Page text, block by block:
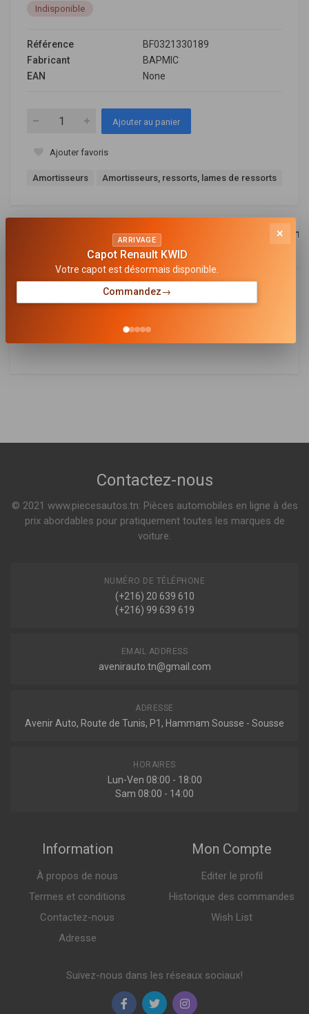
Indisponible
Référence
BF0321330189
Fabricant
BAPMIC
EAN
None
Ajouter au panier
Ajouter favoris
Amortisseurs Amortisseurs, ressorts, lames de ressorts
Références
OEM
Contactez-nous
© 2021 www.piecesautos.tn: Pièces automobiles en ligne à des
prix abordables pour pratiquement toutes les marques de
voiture.
NUMÉRO DE TÉLÉPHONE
(+216) 20 639 610
(+216) 99 639 619
EMAIL ADDRESS
avenirauto.tn@gmail.com
ADRESSE
Avenir Auto, Route de Tunis, P1, Hammam Sousse - Sousse
HORAIRES
Lun-Ven 08:00 - 18:00
Sam 08:00 - 14:00
Information
À propos de nous
Termes et conditions
Contactez-nous
Adresse
Mon Compte
Editer le profil
Historique des commandes
Wish List
Suivez-nous dans les réseaux sociaux!
×
ARRIVAGE
Capot Renault KWID
Votre capot est désormais disponible.
Commandez→